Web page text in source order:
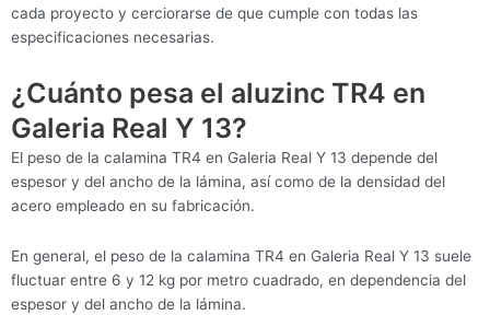
cada proyecto y cerciorarse de que cumple con todas las
especificaciones necesarias.
¿Cuánto pesa el aluzinc TR4 en
Galeria Real Y 13?
El peso de la calamina TR4 en Galeria Real Y 13 depende del
espesor y del ancho de la lámina, así como de la densidad del
acero empleado en su fabricación.
En general, el peso de la calamina TR4 en Galeria Real Y 13 suele
fluctuar entre 6 y 12 kg por metro cuadrado, en dependencia del
espesor y del ancho de la lámina.